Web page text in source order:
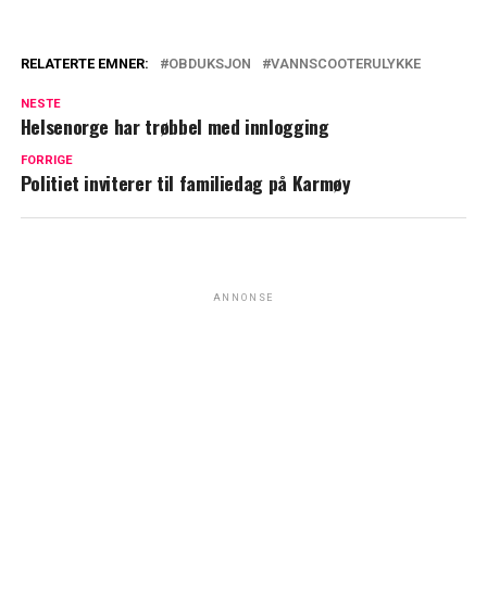
RELATERTE EMNER: OBDUKSJON VANNSCOOTERULYKKE
NESTE
Helsenorge har trøbbel med innlogging
FORRIGE
Politiet inviterer til familiedag på Karmøy
ANNONSE